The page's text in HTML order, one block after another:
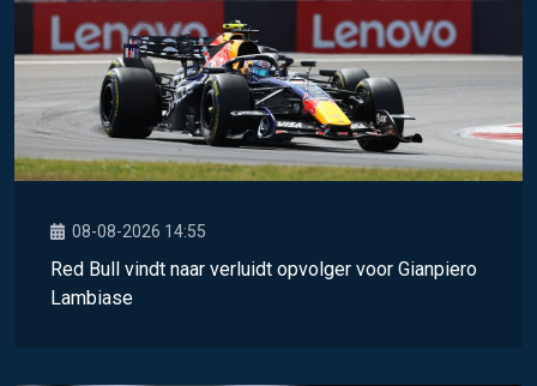
08-08-2026 14:55
Red Bull vindt naar verluidt opvolger voor Gianpiero
Lambiase